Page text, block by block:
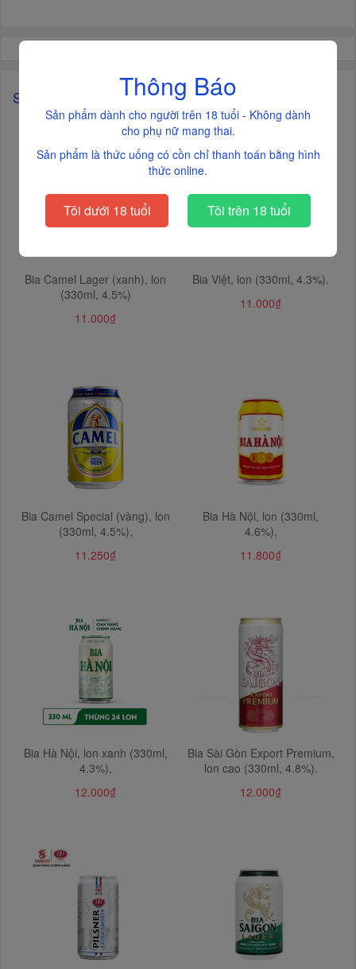
Sản phẩm liên quan
Bia Camel Lager (xanh), lon
(330ml, 4.5%)
11.000₫
Bia Việt, lon (330ml, 4.3%).
11.000₫
Bia Camel Special (vàng), lon
(330ml, 4.5%),
11.250₫
Bia Hà Nội, lon (330ml,
4.6%),
11.800₫
Bia Hà Nội, lon xanh (330ml,
4.3%),
12.000₫
Bia Sài Gòn Export Premium,
lon cao (330ml, 4.8%).
12.000₫
Thông Báo
Sản phẩm dành cho người trên 18 tuổi - Không dành
cho phụ nữ mang thai.
Sản phẩm là thức uống có cồn chỉ thanh toán bằng hình
thức online.
Tôi dưới 18 tuổi Tôi trên 18 tuổi